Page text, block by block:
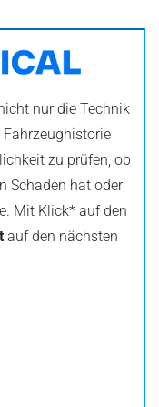
nur die Technik
zu prüfen, ob
Schaden hat oder
Mit Klick* auf den
auf den nächsten